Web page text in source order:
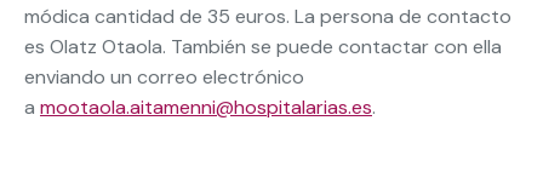
módica cantidad de 35 euros. La persona de contacto
es Olatz Otaola. También se puede contactar con ella
enviando un correo electrónico
a mootaola.aitamenni@hospitalarias.es.